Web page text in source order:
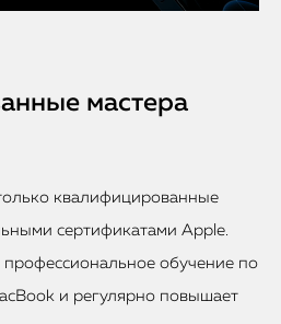
мастера
квалифицированные
сертификатами Apple.
обучение по
и регулярно повышает